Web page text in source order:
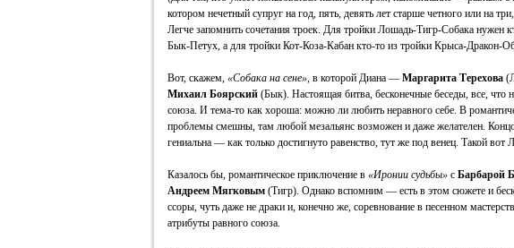
котором нечетный супруг на год, пять, девять лет старше четного или на
Легче запомнить сочетания троек. Для тройки Лошадь-Тигр-Собака нужен
Бык-Петух, а для тройки Кот-Коза-Кабан кто-то из тройки Крыса-Дракон-
Вот, скажем, «Собака на сене», в которой Диана — Маргарита Терехова
Михаил Боярский (Бык). Настоящая битва, бесконечные беседы, все, что
союза. И тема-то как хороша: можно ли любить неравного себе. В
проблемы смешны, там любой мезальянс возможен и даже желателен.
гениальна — как только достигнуто равенство, тут же под венец. Такой вот
Казалось бы, романтическое приключение в «Иронии судьбы» с Барбарой
Андреем Мягковым (Тигр). Однако вспомним — есть в этом сюжете и
ссоры, чуть даже не драки и, конечно же, соревнование в песенном
атрибуты равного союза.